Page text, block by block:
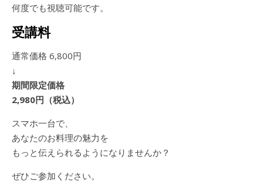
何度でも視聴可能です。
受講料
通常価格 6,800円
↓
期間限定価格
2,980円（税込）
スマホ一台で、
あなたのお料理の魅力を
もっと伝えられるようになりませんか？
ぜひご参加ください。